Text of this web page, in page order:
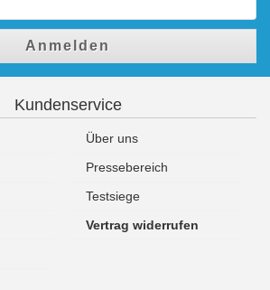
Anmelden
Kundenservice
Über uns
Pressebereich
Testsiege
Vertrag widerrufen